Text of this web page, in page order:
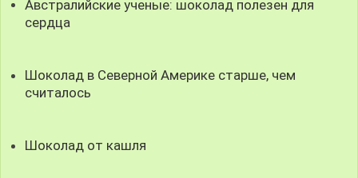
Австралийские ученые: шоколад полезен для
сердца
Шоколад в Северной Америке старше, чем
считалось
Шоколад от кашля